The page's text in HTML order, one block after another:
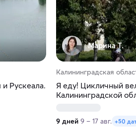
Рускеала.
Марина Т.
Калининградская
Я еду! Цикличный
Калининградской
9 дней 9 – 17 авг. +50